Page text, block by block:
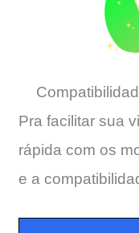
Pra facilitar sua
rápida com os
e a